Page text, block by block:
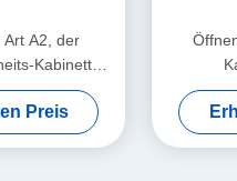
A2, der
Kabinett-
Preis